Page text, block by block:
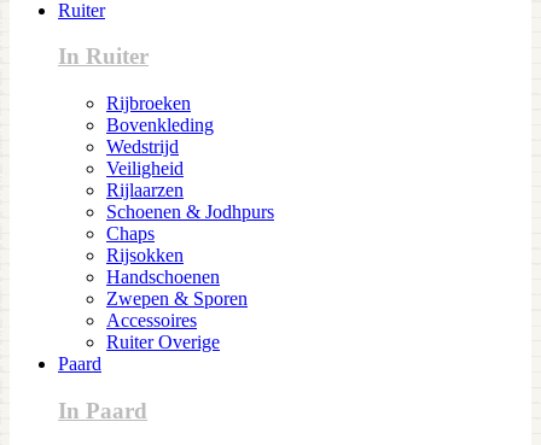
Ruiter
In Ruiter
Rijbroeken
Bovenkleding
Wedstrijd
Veiligheid
Rijlaarzen
Schoenen & Jodhpurs
Chaps
Rijsokken
Handschoenen
Zwepen & Sporen
Accessoires
Ruiter Overige
Paard
In Paard